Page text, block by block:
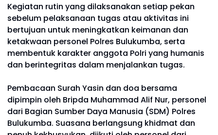
Kegiatan rutin yang dilaksanakan setiap pekan
sebelum pelaksanaan tugas atau aktivitas ini
bertujuan untuk meningkatkan keimanan dan
ketakwaan personel Polres Bulukumba, serta
membentuk karakter anggota Polri yang humanis
dan berintegritas dalam menjalankan tugas.
Pembacaan Surah Yasin dan doa bersama
dipimpin oleh Bripda Muhammad Alif Nur, personel
dari Bagian Sumber Daya Manusia (SDM) Polres
Bulukumba. Suasana berlangsung khidmat dan